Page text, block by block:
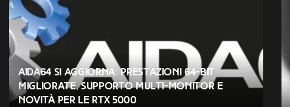
AIDA64 si aggiorna: prestazioni 64-bit
migliorate, supporto multi-monitor e
novità per le RTX 5000